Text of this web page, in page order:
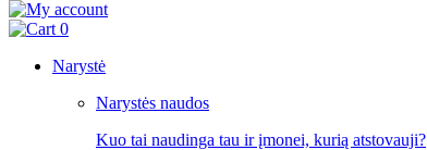
0
Narystė
Narystės naudos
Kuo tai naudinga tau ir įmonei, kurią atstovauji?